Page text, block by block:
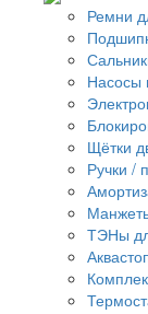
Ремни
Насосы
Щётки
Ручки /
ТЭНы